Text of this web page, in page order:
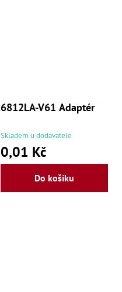
6812LA-V61 Adaptér
Skladem u dodavatele
0,01 Kč
Do košíku